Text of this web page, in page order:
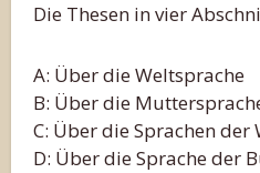
Die Thesen in vier
A: Über die Weltsprache
B: Über die
C: Über die Sprachen der
D: Über die Sprache der